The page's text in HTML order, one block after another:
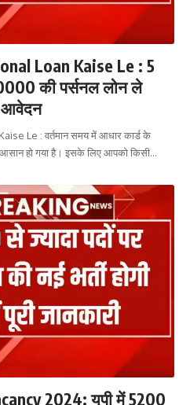
Loan Kaise Le : 5
की पर्सनल लोन ले
Le : वर्तमान समय में आधार कार्ड के
आसान हो गया है। इसके लिए आपको किसी…
2024: यूपी में 5200